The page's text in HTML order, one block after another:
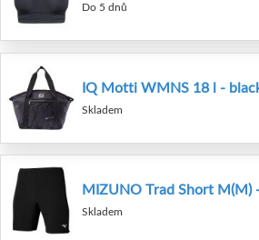
Do 5 dnů
IQ Motti WMNS 18 l -
Skladem
MIZUNO Trad Short M(M)
Skladem